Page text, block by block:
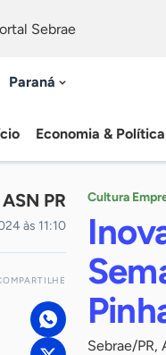
Sebrae
Paraná
Economia & Política
ASN PR
às 11:10
Cultura
Sebrae/